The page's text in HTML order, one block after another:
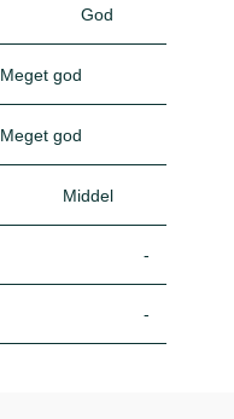
God
Meget god
Meget god
Middel
-
-